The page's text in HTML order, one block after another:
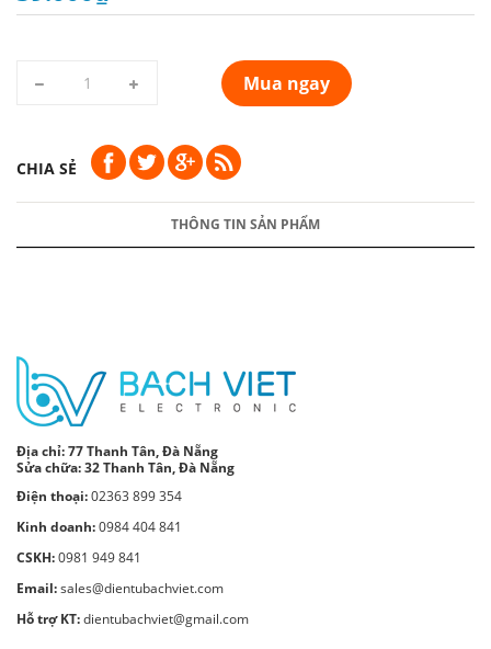
Mua ngay
CHIA SẺ
THÔNG TIN SẢN PHẨM
Địa chỉ:77 Thanh Tân, Đà Nẵng
Sửa chữa: 32 Thanh Tân, Đà Nẵng
Điện thoại:02363 899 354
Kinh doanh:0984 404 841
CSKH:0981 949 841
Email:sales@dientubachviet.com
Hỗ trợ KT:dientubachviet@gmail.com